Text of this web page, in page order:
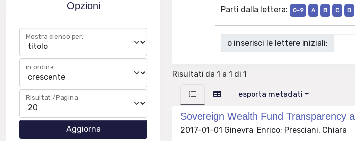
Opzioni
Mostra elenco per:
in ordine:
Risultati/Pagina
Parti dalla lettera: 0-9 A B C D
o inserisci le lettere iniziali:
Risultati da 1 a 1 di 1
esporta metadati
Sovereign Wealth Fund Transparency
2017-01-01 Ginevra, Enrico; Presciani, Chiara